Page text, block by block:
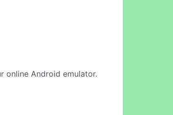
online Android emulator.